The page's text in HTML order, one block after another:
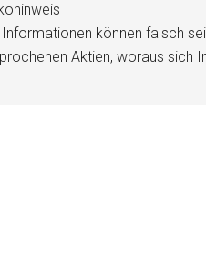
können falsch
Aktien, woraus sich